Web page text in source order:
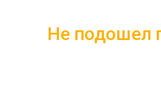
Не подошел